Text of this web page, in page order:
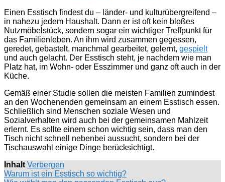
Einen Esstisch findest du – länder- und kulturübergreifend –
in nahezu jedem Haushalt. Dann er ist oft kein bloßes
Nutzmöbelstück, sondern sogar ein wichtiger Treffpunkt für
das Familienleben. An ihm wird zusammen gegessen,
geredet, gebastelt, manchmal gearbeitet, gelernt, gespielt
und auch gelacht. Der Esstisch steht, je nachdem wie man
Platz hat, im Wohn- oder Esszimmer und ganz oft auch in der
Küche.
Gemäß einer Studie sollen die meisten Familien zumindest
an den Wochenenden gemeinsam an einem Esstisch essen.
Schließlich sind Menschen soziale Wesen und
Sozialverhalten wird auch bei der gemeinsamen Mahlzeit
erlernt. Es sollte einem schon wichtig sein, dass man den
Tisch nicht schnell nebenbei aussucht, sondern bei der
Tischauswahl einige Dinge berücksichtigt.
Inhalt Verbergen
Warum ist ein Esstisch so wichtig?